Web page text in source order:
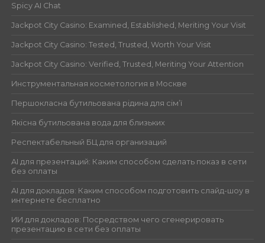
Spicy AI Chat
Jackpot City Casino: Examined, Established, Meriting Your Visit
Jackpot City Casino: Tested, Trusted, Worth Your Visit
Jackpot City Casino: Verified, Trusted, Meriting Your Attention
Инструментальная косметология в Москве
Першокласна бутильована рідина для сім’ї
Якісна бутильована вода для близьких
Респектабельный БЦ для организаций
AI для презентаций: Каким способом сделать показ в сети
без оплаты
AI для докладов: Каким способом подготовить слайд-шоу в
интернете бесплатно
ИИ для докладов: Посредством чего сгенерировать
презентацию в сети без оплаты